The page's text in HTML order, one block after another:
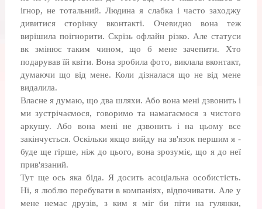
ігнор, не тотальний. Людина я слабка і часто заходжу
дивитися сторінку вконтакті. Очевидно вона теж
вирішила поігнорити. Скрізь офлайн різко. Але статуси
вк змінює таким чином, що б мене зачепити. Хто
подарував їй квіти. Вона зробила фото, виклала вконтакт,
думаючи що від мене. Коли дізналася що не від мене
видалила.
Власне я думаю, що два шляхи. Або вона мені дзвонить і
ми зустрічаємося, говоримо та намагаємося з чистого
аркушу. Або вона мені не дзвонить і на цьому все
закінчується. Оскільки якщо вийду на зв'язок першим я -
буде ще гірше, ніж до цього, вона зрозуміє, що я до неї
прив'язаний.
Тут ще ось яка біда. Я досить асоціальна особистість.
Ні, я люблю перебувати в компаніях, відпочивати. Але у
мене немає друзів, з ким я міг би піти на гулянки,